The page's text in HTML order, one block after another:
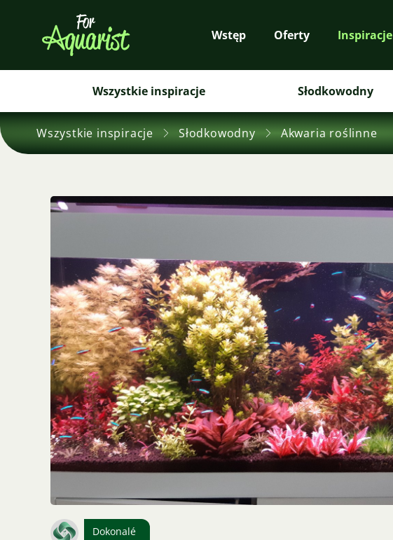
Wstęp Oferty Inspiracje
Wszystkie inspiracje Słodkowodny
Wszystkie inspiracje Słodkowodny Akwaria roślinne
Dokonalé